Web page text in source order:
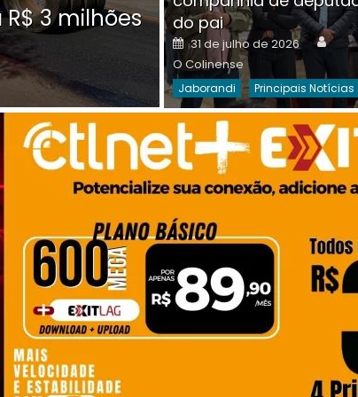
3 milhões
on
30 de julho de 2026 O
Destaques Da Semana
do pai
Posted
on
31 de julho de 2026
O Colinense
Jaborandi Principais Notícias